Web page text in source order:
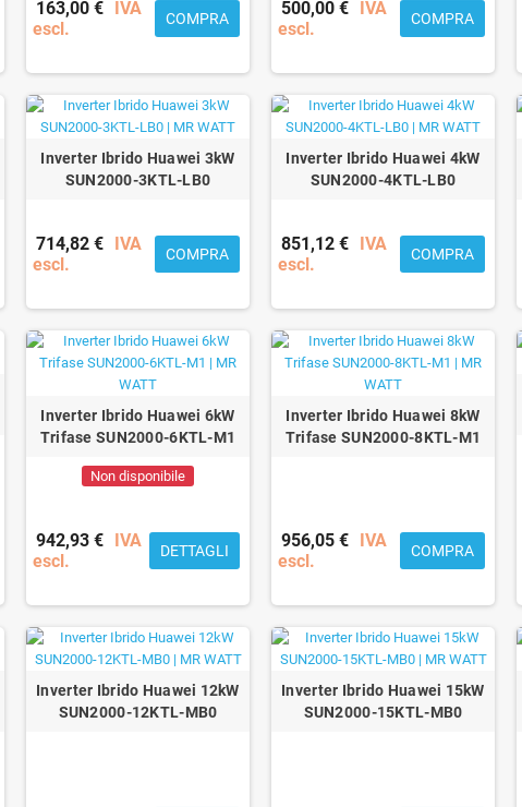
163,00 € IVA
escl.
COMPRA 500,00 € IVA
escl.
COMPRA
Inverter Ibrido Huawei 3kW
SUN2000-3KTL-LB0
714,82 € IVA
escl.
COMPRA
Inverter Ibrido Huawei 4kW
SUN2000-4KTL-LB0
851,12 € IVA
escl.
COMPRA
Inverter Ibrido Huawei 6kW
Trifase SUN2000-6KTL-M1
Non disponibile
942,93 € IVA
escl.
DETTAGLI
Inverter Ibrido Huawei 8kW
Trifase SUN2000-8KTL-M1
956,05 € IVA
escl.
COMPRA
Inverter Ibrido Huawei 12kW
SUN2000-12KTL-MB0
Inverter Ibrido Huawei 15kW
SUN2000-15KTL-MB0